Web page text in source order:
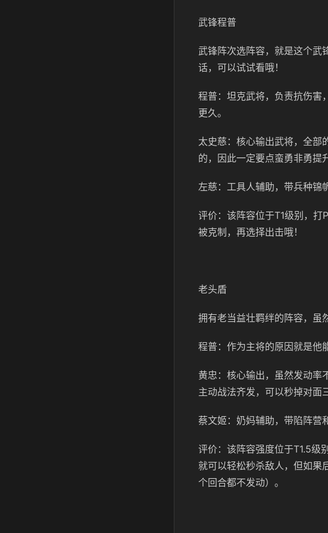
武锋程普
武锋阵次选阵容，就是这个武
话，可以试试看哦！
程普：坦克武将，负责抗伤害
更久。
太史慈：核心输出武将，全部
的，因此一定要点蛮勇非勇提
左慈：工具人辅助，带兵种锦
评价：该阵容位于T1级别，
被克制，再选择出击哦！
老头盾
拥有老当益壮羁绊的阵容，虽
程普：作为主将的原因就是他
黄忠：核心输出，虽然发动率
主动战法齐发，可以秒掉对面
蔡文姬：奶妈辅助，带陷阵营
评价：该阵容强度位于T1.5级
就可以轻松秒杀敌人，但如果
个回合都不发动）。